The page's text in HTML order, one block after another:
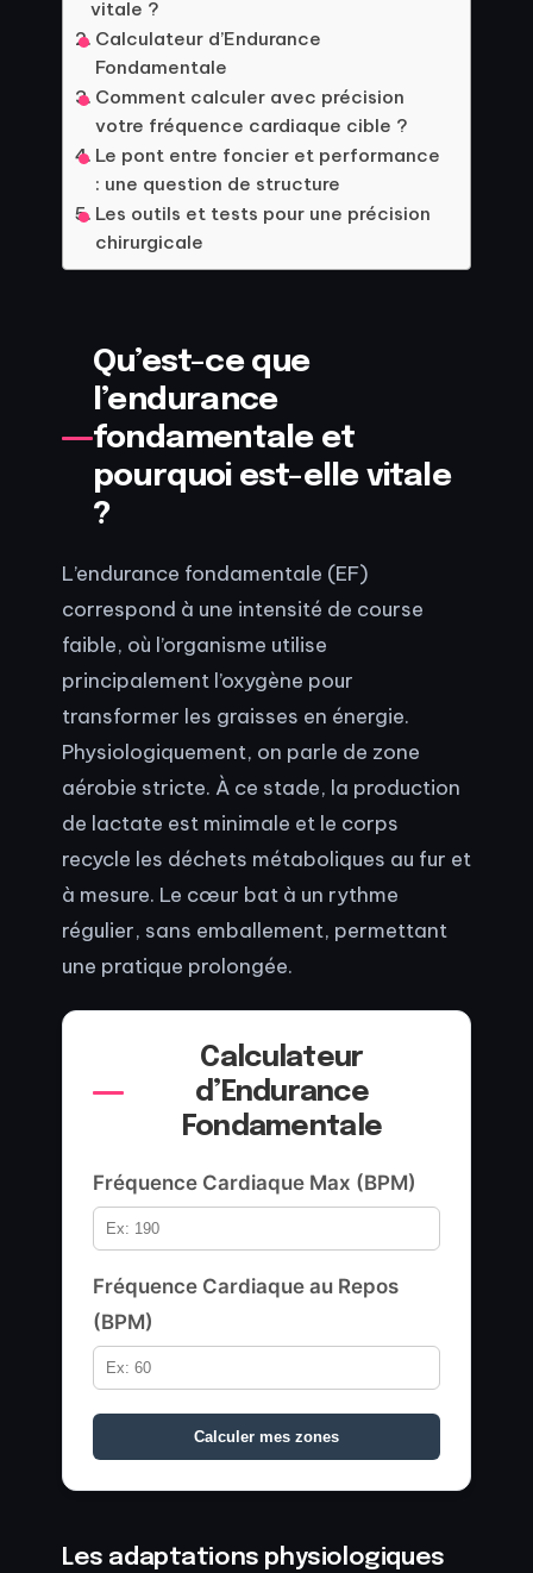
vitale ?
Calculateur d’Endurance
Fondamentale
Comment calculer avec précision
votre fréquence cardiaque cible ?
Le pont entre foncier et performance
: une question de structure
Les outils et tests pour une précision
chirurgicale
Qu’est-ce que
l’endurance
fondamentale et
pourquoi est-elle vitale
?
L’endurance fondamentale (EF)
correspond à une intensité de course
faible, où l’organisme utilise
principalement l’oxygène pour
transformer les graisses en énergie.
Physiologiquement, on parle de zone
aérobie stricte. À ce stade, la production
de lactate est minimale et le corps
recycle les déchets métaboliques au fur et
à mesure. Le cœur bat à un rythme
régulier, sans emballement, permettant
une pratique prolongée.
Calculateur
d’Endurance
Fondamentale
Fréquence Cardiaque Max (BPM)
Fréquence Cardiaque au Repos
(BPM)
Calculer mes zones
Les adaptations physiologiques